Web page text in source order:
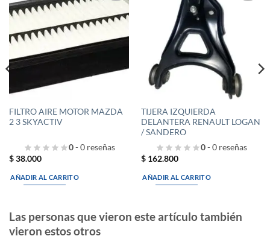
a la
lista de
FILTRO AIRE MOTOR MAZDA
2 3 SKYACTIV
0- 0 reseñas
$38.000
AÑADIR AL CARRITO
TIJERA IZQUIERDA
DELANTERA RENAULT LOGAN
/ SANDERO
0- 0 reseñas
$162.800
AÑADIR AL CARRITO
Las personas que vieron este artículo también
vieron estos otros